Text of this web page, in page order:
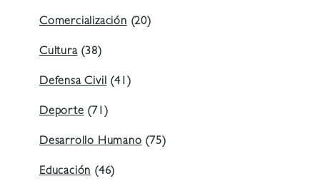
Comercialización(20)
Cultura(38)
Defensa Civil(41)
Deporte(71)
Desarrollo Humano(75)
Educación(46)